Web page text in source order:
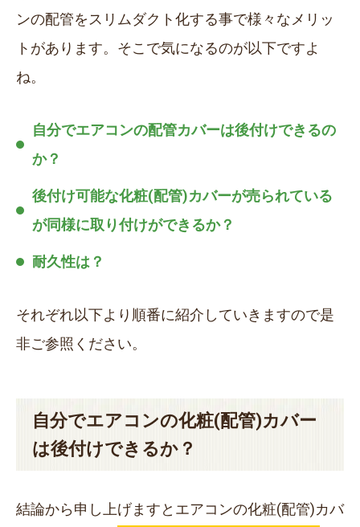
ンの配管をスリムダクト化する事で様々なメリッ
トがあります。そこで気になるのが以下ですよ
ね。
自分でエアコンの配管カバーは後付けできるの
か？
後付け可能な化粧(配管)カバーが売られている
が同様に取り付けができるか？
耐久性は？
それぞれ以下より順番に紹介していきますので是
非ご参照ください。
自分でエアコンの化粧(配管)カバー
は後付けできるか？
結論から申し上げますとエアコンの化粧(配管)カバ